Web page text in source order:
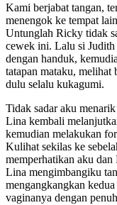
Kami berjabat tangan,
menengok ke tempat
Untunglah Ricky tidak
cewek ini. Lalu si
dengan handuk,
tatapan mataku,
dulu selalu kukagumi.
Tidak sadar aku
Lina kembali
kemudian melakukan
Kulihat sekilas ke
memperhatikan aku dan
Lina mengimbangiku
mengangkangkan
vaginanya dengan